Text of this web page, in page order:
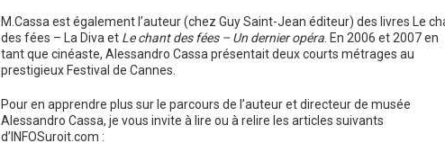
M.Cassa est également l’auteur (chez Guy Saint-Jean éditeur) des livres Le
des fées – La Diva et Le chant des fées – Un dernier opéra. En 2006 et 2007 en
tant que cinéaste, Alessandro Cassa présentait deux courts métrages au
prestigieux Festival de Cannes.
Pour en apprendre plus sur le parcours de l’auteur et directeur de musée
Alessandro Cassa, je vous invite à lire ou à relire les articles suivants
d’INFOSuroit.com :